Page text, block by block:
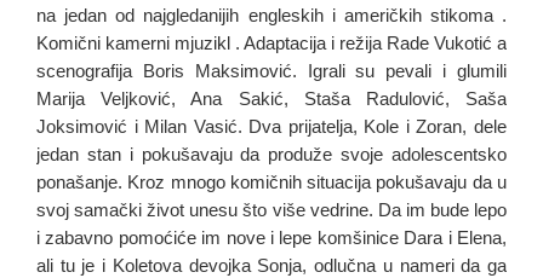
na jedan od najgledanijih engleskih i američkih stikoma .
Komični kamerni mjuzikl . Adaptacija i režija Rade Vukotić a
scenografija Boris Maksimović. Igrali su pevali i glumili
Marija Veljković, Ana Sakić, Staša Radulović, Saša
Joksimović i Milan Vasić. Dva prijatelja, Kole i Zoran, dele
jedan stan i pokušavaju da produže svoje adolescentsko
ponašanje. Kroz mnogo komičnih situacija pokušavaju da u
svoj samački život unesu što više vedrine. Da im bude lepo
i zabavno pomoćiće im nove i lepe komšinice Dara i Elena,
ali tu je i Koletova devojka Sonja, odlučna u nameri da ga